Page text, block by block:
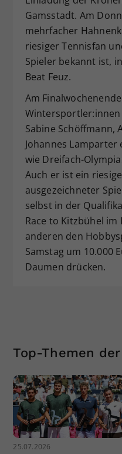
Gamsstadt. Am
mehrfacher
riesiger Tennisfan
Spieler bekannt ist,
Beat Feuz.
Am
Sabine Schöffmann,
Johannes
wie Dreifach-
Auch er ist ein
ausgezeichneter
selbst in der
Race to Kitzbühel
anderen den
Samstag um 10.000
Daumen drücken.
Top-Themen
25.07.2026